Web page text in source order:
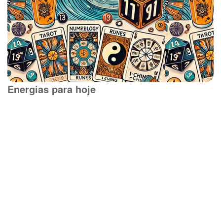
Energias para hoje